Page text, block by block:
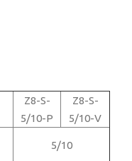
Z8-S-
5/10-P
Z8-S-
5/10-V
5/10